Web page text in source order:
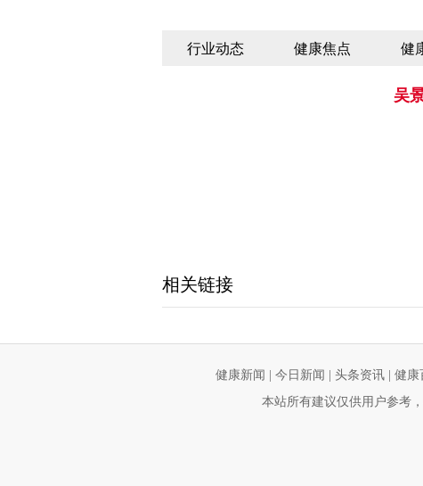
行业动态 健康焦点 健
吴
相关链接
健康新闻 今日新闻 头条资讯 健康
本站所有建议仅供用户参考